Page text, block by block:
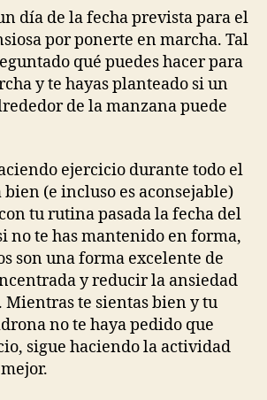
ejercicio
ayudarme
a
iniciar
el
parto?
día de la fecha prevista para el
por ponerte en marcha. Tal
qué puedes hacer para
y te hayas planteado si un
de la manzana puede
ejercicio durante todo el
bien (e incluso es aconsejable)
tu rutina pasada la fecha del
no te has mantenido en forma,
son una forma excelente de
y reducir la ansiedad
te sientas bien y tu
no te haya pedido que
sigue haciendo la actividad